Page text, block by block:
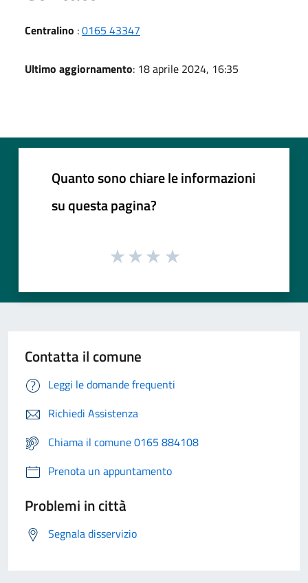
Centralino :0165 43347
Ultimo aggiornamento: 18 aprile 2024, 16:35
Quanto sono chiare le informazioni
su questa pagina?
Contatta il comune
Leggi le domande frequenti
Richiedi Assistenza
Chiama il comune 0165 884108
Prenota un appuntamento
Problemi in città
Segnala disservizio